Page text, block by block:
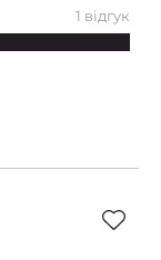
1 відгук